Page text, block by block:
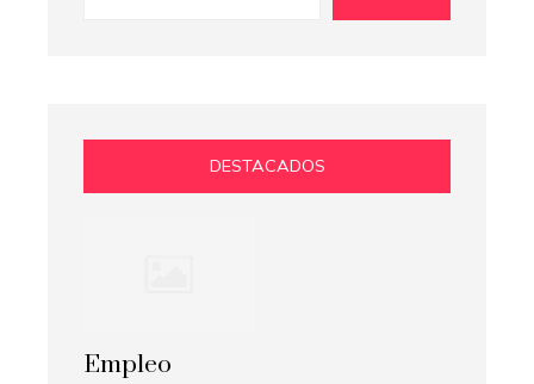
DESTACADOS
Empleo